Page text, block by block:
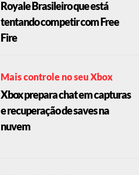
Royale Brasileiro que está
tentando competir com Free
Fire
Mais controle no seu Xbox
Xbox prepara chat em capturas
e recuperação de saves na
nuvem